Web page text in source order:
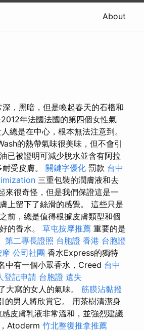
About
，黑暗，但是喚起春天的石榴和
年法國法國的第四個女性氣
總是在中心，根本無法注意到。
的熱帶氣味很美味，但不會引
已被證明可減少脫水並含有阿拉
受皮膚。 關鍵字優化 罰款 台中
三重包裝的潤膚液和去
來很奇怪，但是我們保證這是一
上留下了絲滑的感覺。 這些只是
前，總是值得根據皮膚類型和個
的香水。 草屯按摩推薦 重要的是
第二專長證照 台胞證 香港 台胞證
摩 公司社團 香水Express的獨特
中有一個小眾香水，Creed 台中
登記申請 台胞證 遺失
大寫的女人的氣味。 筋膜沾黏撥
的男人將欣賞它。 用茶樹清潔身
皮膚乳液非常溫和，並強烈建議
Atoderm 竹北整復推拿推薦